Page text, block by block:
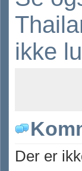
ikke
Der er